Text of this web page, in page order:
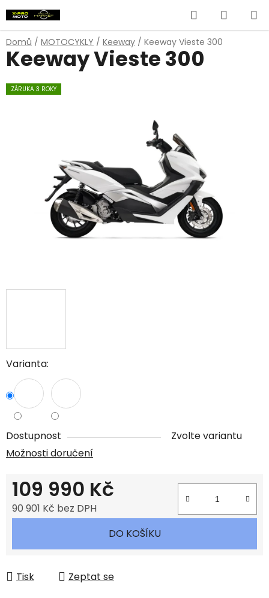
na
obsah
Hledat
KOŠÍK
Domů / MOTOCYKLY / Keeway / Keeway Vieste 300
Varianta:
Dostupnost
Zvolte variantu
Možnosti doručení
109 990 Kč
90 901 Kč bez DPH
DO KOŠÍKU
Tisk Zeptat se
Keeway Vieste 300
ZÁRUKA 3 ROKY